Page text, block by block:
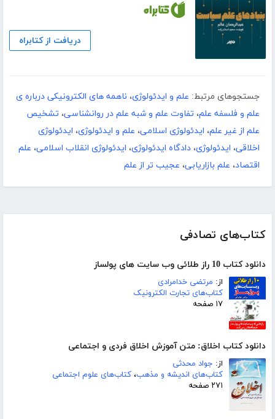
کتاب‌های تصادفی
دانلود کتاب 10 راز طلائی وب سایت های پولساز
از: مرتضی خدامرادی
کتاب‌های تجارت الکترونیک
۱۷ صفحه
دانلود کتاب اخلاق: متن آموزش اخلاق فردی و اجتماعی
از: جواد محدثی
کتاب‌های اندیشه و مذهب، کتاب‌های علوم اجتماعی
۲۷۱ صفحه
دریافت از کتابراه
جستجوهای مرتبط: علم و ایدئولوژی، ناهمه های الکترونیکی درباره ی
علم و فلسفه علم، تفاوت علم و شبه علم در روانشناسی، تشخیص
علم از غیر علم، ایدئولوژی اسلامی، علم و ایدئولوژی، ایدئولوژی
اخلاقی، ایدئولوژی، دادگاه ایدئولوژی، ایدئولوژی انقلاب اسلامی، علم
اقتصاد، علم بازاریابی، عجیب تر از علم